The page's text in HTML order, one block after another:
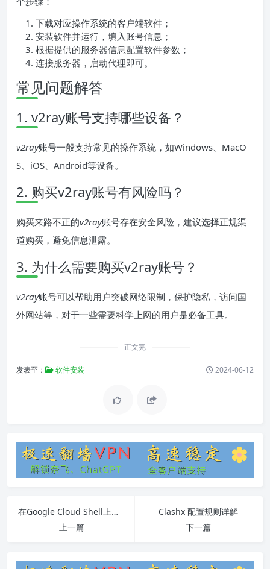
下载对应操作系统的客户端软件；
安装软件并运行，填入账号信息；
根据提供的服务器信息配置软件参数；
连接服务器，启动代理即可。
常见问题解答
1. v2ray账号支持哪些设备？
v2ray账号一般支持常见的操作系统，如Windows、MacO
S、iOS、Android等设备。
2. 购买v2ray账号有风险吗？
购买来路不正的v2ray账号存在安全风险，建议选择正规渠
道购买，避免信息泄露。
3. 为什么需要购买v2ray账号？
v2ray账号可以帮助用户突破网络限制，保护隐私，访问国
外网站等，对于一些需要科学上网的用户是必备工具。
正文完
发表至： 软件安装 2024-06-12
在Google Cloud Shell上搭建Shadowsocks教程与FAQ
上一篇
Clashx 配置规则详解
下一篇